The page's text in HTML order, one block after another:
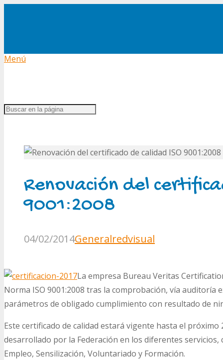
Menú
Renovación del
9001:2008
04/02/2014Generalredvisual
La empresa Bureau Veritas
Norma ISO 9001:2008 tras la comprobación, vía
parámetros de obligado cumplimiento con resultado de
Este certificado de calidad estará vigente hasta el
desarrollado por la Federación en los diferentes
Empleo, Sensilización, Voluntariado y Formación.